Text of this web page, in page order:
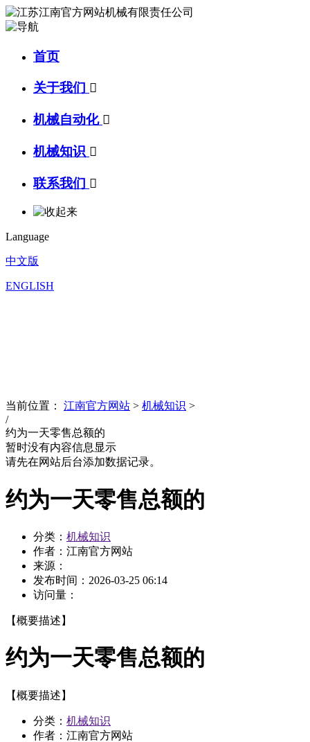
首页
关于我们 
机械自动化 
机械知识 
联系我们 
Language
中文版
ENGLISH
当前位置： 江南官方网站 > 机械知识 >
/
约为一天零售总额的
暂时没有内容信息显示
请先在网站后台添加数据记录。
约为一天零售总额的
分类： 机械知识
作者：江南官方网站
来源：
发布时间： 2026-03-25 06:14
访问量：
【概要描述】
约为一天零售总额的
【概要描述】
分类： 机械知识
作者：江南官方网站